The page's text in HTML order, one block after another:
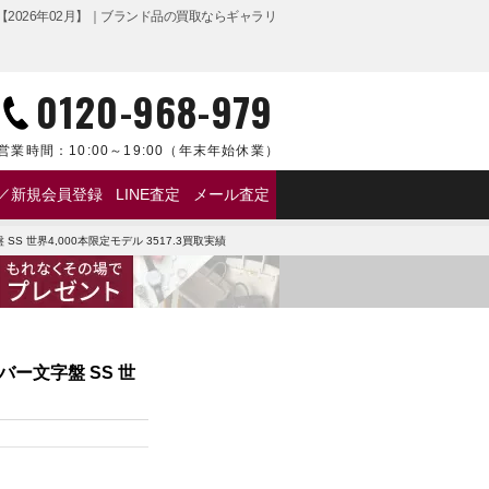
2026年02月】｜ブランド品の買取ならギャラリ
0120-968-979
業時間： 10:00～19:00 （年末年始休業）
新規会員登録 LINE査定 メール査定
・シューマッハ 2000 39mm シルバー文字盤 SS 世
SS 世界4,000本限定モデル 3517.3買取実績
ー文字盤 SS 世